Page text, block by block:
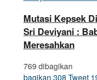
Mutasi Kepsek
Sri Deviyani :
Meresahkan
769 dibagikan
bagikan 308 Tweet